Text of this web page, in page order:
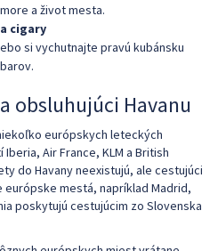
a život mesta.
cigary
si vychutnajte pravú kubánsku
obsluhujúci Havanu
európskych leteckých
Air France, KLM a British
do Havany neexistujú, ale cestujúci
mestá, napríklad Madrid,
poskytujú cestujúcim zo Slovenska